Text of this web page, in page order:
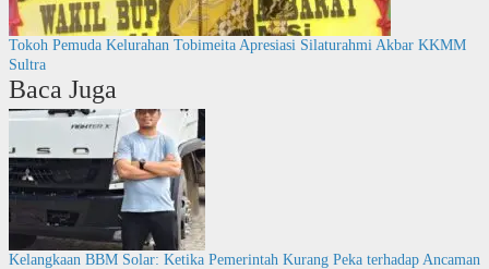
Tokoh Pemuda Kelurahan Tobimeita Apresiasi Silaturahmi Akbar KKMM
Sultra
Baca Juga
Kelangkaan BBM Solar: Ketika Pemerintah Kurang Peka terhadap Ancaman